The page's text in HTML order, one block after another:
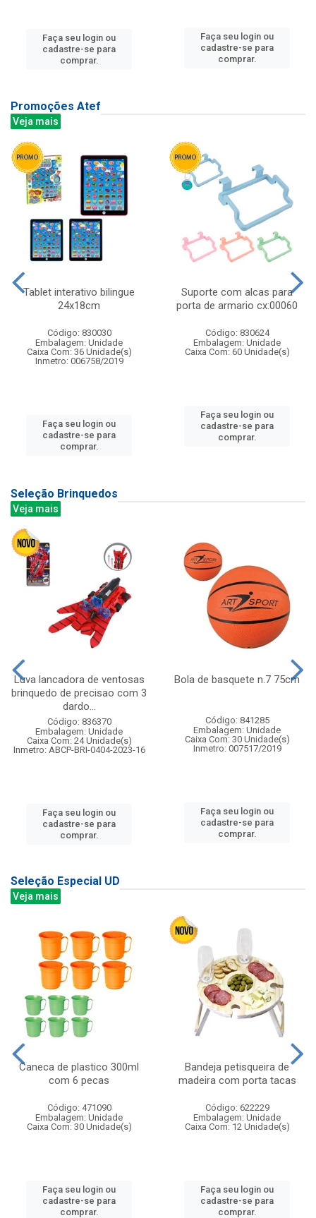
Faça seu login ou
cadastre-se para
comprar.
Faça seu login ou
cadastre-se para
comprar.
Promoções Atef
Veja mais
Tablet interativo bilingue
24x18cm
Código: 830030
Embalagem: Unidade
Caixa Com: 36 Unidade(s)
Inmetro: 006758/2019
Faça seu login ou
cadastre-se para
comprar.
Suporte com alcas para
porta de armario cx:00060
Código: 830624
Embalagem: Unidade
Caixa Com: 60 Unidade(s)
Faça seu login ou
cadastre-se para
comprar.
Seleção Brinquedos
Veja mais
Luva lancadora de ventosas
brinquedo de precisao com 3
dardo...
Código: 836370
Embalagem: Unidade
Caixa Com: 24 Unidade(s)
Inmetro: ABCP-BRI-0404-2023-16
Faça seu login ou
cadastre-se para
comprar.
Bola de basquete n.7 75cm
Código: 841285
Embalagem: Unidade
Caixa Com: 30 Unidade(s)
Inmetro: 007517/2019
Faça seu login ou
cadastre-se para
comprar.
Seleção Especial UD
Veja mais
Caneca de plastico 300ml
com 6 pecas
Código: 471090
Embalagem: Unidade
Caixa Com: 30 Unidade(s)
Faça seu login ou
cadastre-se para
comprar.
Bandeja petisqueira de
madeira com porta tacas
Código: 622229
Embalagem: Unidade
Caixa Com: 12 Unidade(s)
Faça seu login ou
cadastre-se para
comprar.